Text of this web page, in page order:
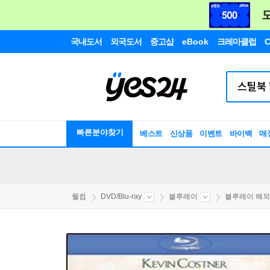
국내도서 외국도서 중고샵 eBook 크레마클럽
빠른분야찾기 베스트 신상품 이벤트 바이백 매
웰컴 DVD/Blu-ray 블루레이 블루레이 해